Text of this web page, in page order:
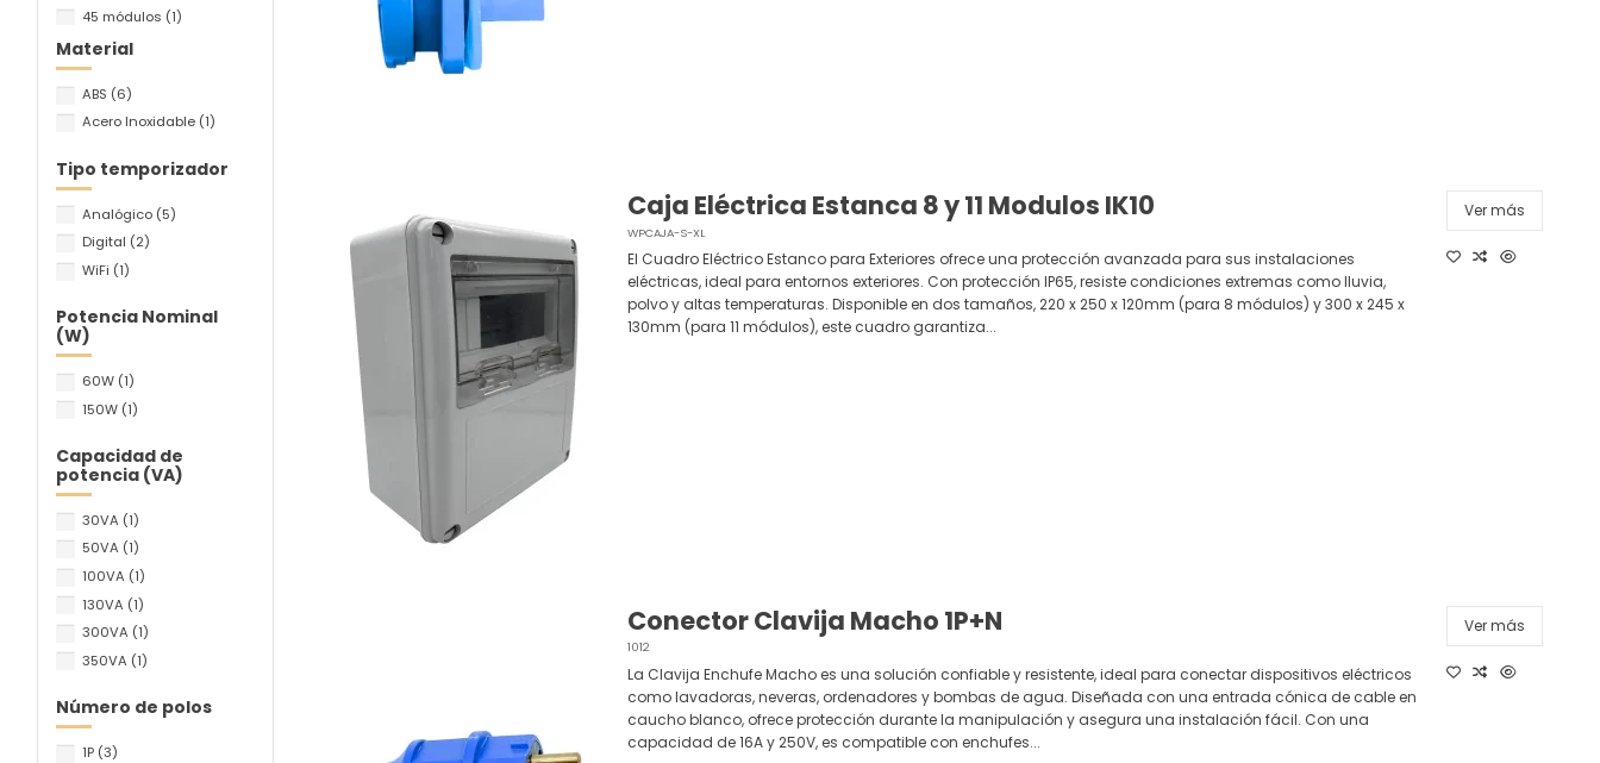
Caja Eléctrica Estanca 8 y 11 Modulos IK10
WPCAJA-S-XL
El Cuadro Eléctrico Estanco para Exteriores ofrece una protección avanzada para sus instalaciones
eléctricas, ideal para entornos exteriores. Con protección IP65, resiste condiciones extremas como lluvia,
polvo y altas temperaturas. Disponible en dos tamaños, 220 x 250 x 120mm (para 8 módulos) y 300 x 245 x
130mm (para 11 módulos), este cuadro garantiza...
Ver más
Conector Clavija Macho 1P+N
1012
La Clavija Enchufe Macho es una solución confiable y resistente, ideal para conectar dispositivos eléctricos
como lavadoras, neveras, ordenadores y bombas de agua. Diseñada con una entrada cónica de cable en
caucho blanco, ofrece protección durante la manipulación y asegura una instalación fácil. Con una
capacidad de 16A y 250V, es compatible con enchufes...
Ver más
45 módulos (1)
54 módulos
300 x 245 x 130 mm
265 x 300 x 120 mm
Material
ABS (6)
Acero Inoxidable (1)
Tipo temporizador
Analógico (5)
Digital (2)
WiFi (1)
Potencia Nominal
(W)
60W (1)
150W (1)
Capacidad de
potencia (VA)
30VA (1)
50VA (1)
100VA (1)
130VA (1)
300VA (1)
350VA (1)
Número de polos
1P (3)